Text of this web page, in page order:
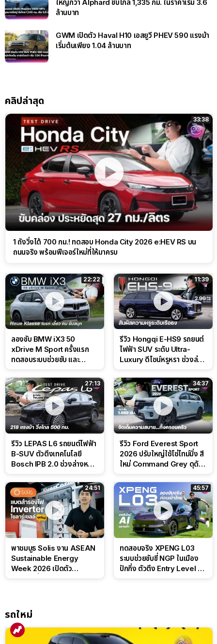
ใหญ่กว่า Alphard ขับไกล 1,335 กม. ในราคาเริ่ม 3.6
ล้านบาท
GWM เปิดตัว Haval H10 เอสยูวี PHEV 590 แรงม้า
เริ่มต้นเพียง 1.04 ล้านบาท
คลิปล่าสุด
33:38
1 ถังวิ่งได้ 700 กม.! ทดสอบ Honda City 2026 e:HEV RS บน
ถนนจริง พร้อมฟีเจอร์ใหม่ที่ให้มาครบ
22:22
ลองขับ BMW iX3 50
xDrive M Sport ครั้งแรก
ทดสอบระบบช่วยขับ และ
สนาม
11:39
รีวิว Hongqi E-HS9 รถยนต์
ไฟฟ้า SUV ระดับ Ultra-
Luxury ดีไซน์หรูหรา ช่วงล่าง
27:13
รีวิว LEPAS L6 รถยนต์ไฟฟ้า
B-SUV ตัวตึงเทคโนโลยี
Bosch IPB 2.0 ช่วงล่างหนึบ
34:37
รีวิว Ford Everest Sport
2026 ปรับใหญ่ใช้โซ่ไทม์มิ่ง สี
ใหม่ Command Grey ดุดัน
24:51
พาชมบูธ Solis งาน ASEAN
Sustainable Energy
Week 2026 เปิดตัว
45:57
ทดสอบจริง XPENG L03
ระบบช่วยขับขี่ NGP ในเมือง
ปักกิ่ง ตัวตึง Entry Level ที่
รถใหม่